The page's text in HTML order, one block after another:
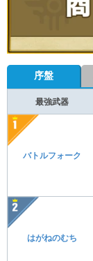
序盤
最強武器
バトルフォーク
はがねのむち